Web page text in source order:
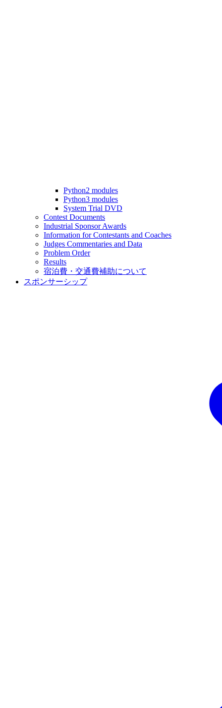
Python2 modules
Python3 modules
System Trial DVD
Contest Documents
Industrial Sponsor Awards
Information for Contestants and Coaches
Judges Commentaries and Data
Problem Order
Results
宿泊費・交通費補助について
スポンサーシップ